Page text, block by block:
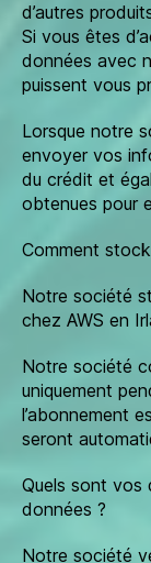
d’autres
Si vous êtes
données avec
puissent vous
Lorsque notre
envoyer vos
du crédit et
obtenues pour
Comment
Notre société
chez AWS en
Notre société
uniquement
l’abonnement
seront
Quels sont vos
données ?
Notre société